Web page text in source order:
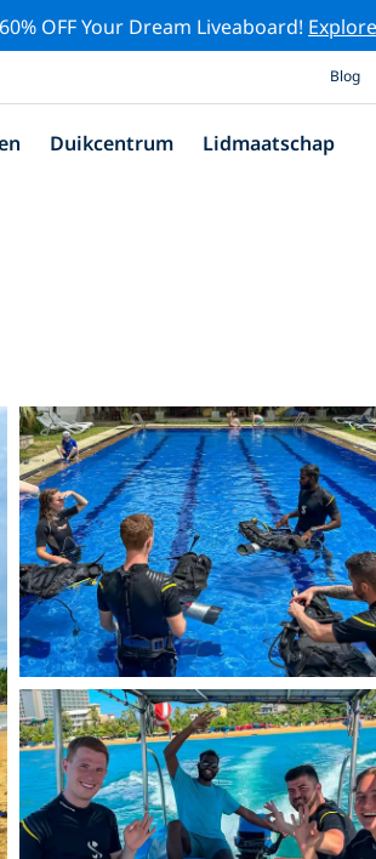
OFF Your Dream Liveaboard!
Blog
Duikcentrum Lidmaatschap